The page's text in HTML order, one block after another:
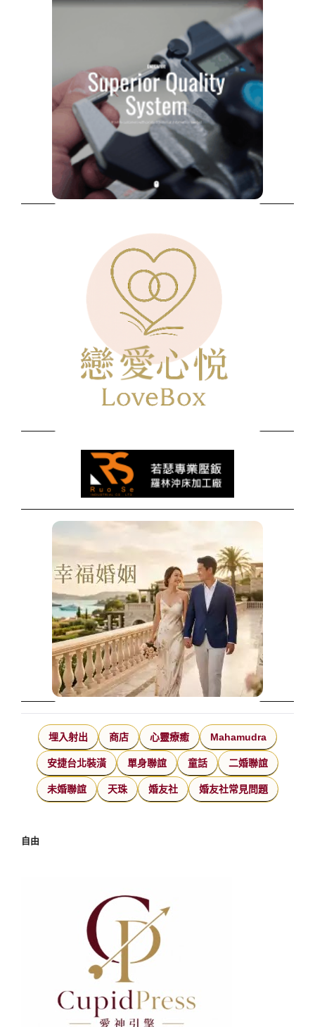
埋入射出 商店 心靈療癒 Mahamudra
安捷台北裝潢 單身聯誼 童話 二婚聯誼
未婚聯誼 天珠 婚友社 婚友社常見問題
自由